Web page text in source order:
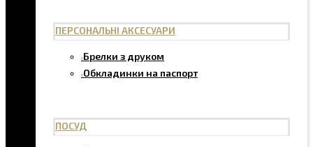
ПЕРСОНАЛЬНІ АКСЕСУАРИ
Брелки з друком
Обкладинки на паспорт
ПОСУД